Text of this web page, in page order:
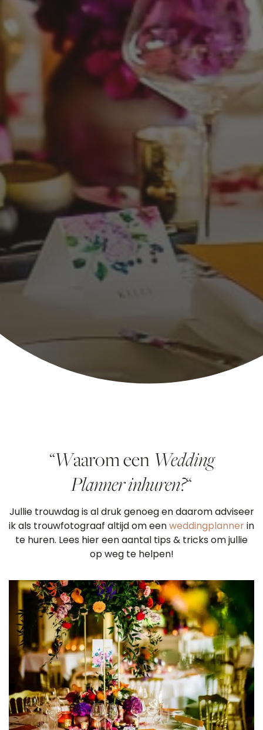
“Waarom een Wedding
Plannerinhuren?“
Jullie trouwdag is al druk genoeg en daarom adviseer
ik als trouwfotograaf altijd om eenweddingplannerin
te huren. Lees hier een aantal tips & tricks om jullie
op weg te helpen!